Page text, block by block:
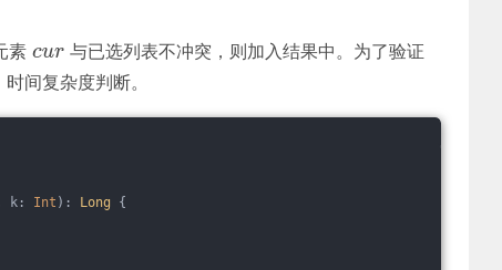
素
与已选列表不冲突，则加入结果中。为了验证
时间复杂度判断。
k: Int ) : Long {